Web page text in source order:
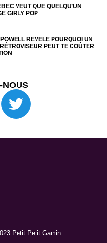
VEUT QUE QUELQU’UN
GIRLY POP
RÉVÈLE POURQUOI UN
PEUT TE COÛTER
NOUS
Petit Petit Gamin